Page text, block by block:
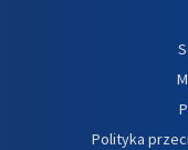
Polityka